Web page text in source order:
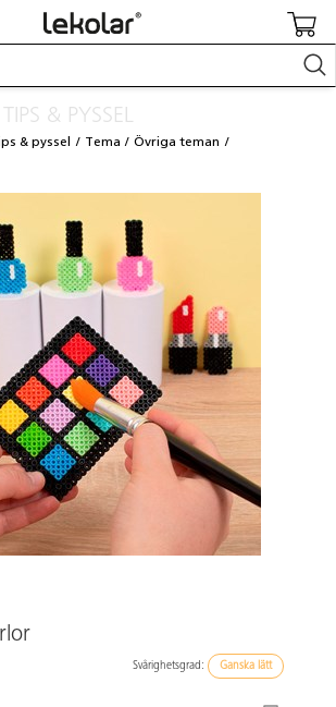
dig
& PYSSEL
& pyssel Tema
Övriga teman
Svårighetsgrad: Ganska lätt